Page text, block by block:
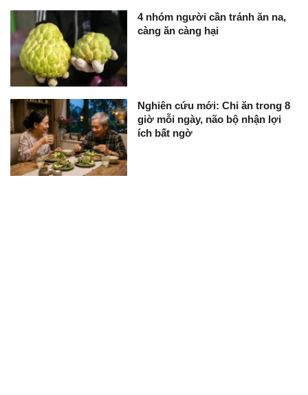
4 nhóm người cần tránh ăn na,
càng ăn càng hại
Nghiên cứu mới: Chỉ ăn trong 8
giờ mỗi ngày, não bộ nhận lợi
ích bất ngờ